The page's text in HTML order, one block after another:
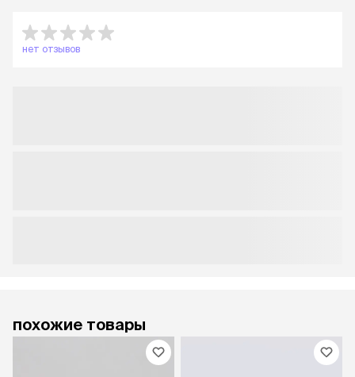
нет отзывов
похожие товары